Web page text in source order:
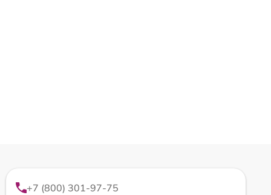
+7 (800) 301-97-75